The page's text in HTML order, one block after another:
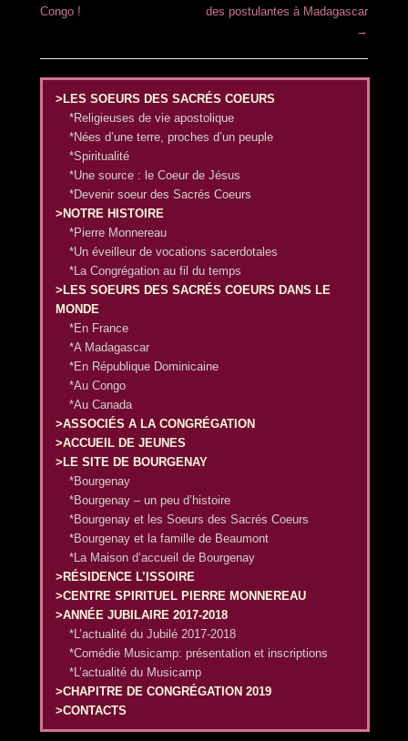
Congo !
des postulantes à Madagascar
→
>LES SOEURS DES SACRÉS COEURS
*Religieuses de vie apostolique
*Nées d’une terre, proches d’un peuple
*Spiritualité
*Une source : le Coeur de Jésus
*Devenir soeur des Sacrés Coeurs
>NOTRE HISTOIRE
*Pierre Monnereau
*Un éveilleur de vocations sacerdotales
*La Congrégation au fil du temps
>LES SOEURS DES SACRÉS COEURS DANS LE
MONDE
*En France
*A Madagascar
*En République Dominicaine
*Au Congo
*Au Canada
>ASSOCIÉS A LA CONGRÉGATION
>ACCUEIL DE JEUNES
>LE SITE DE BOURGENAY
*Bourgenay
*Bourgenay – un peu d’histoire
*Bourgenay et les Soeurs des Sacrés Coeurs
*Bourgenay et la famille de Beaumont
*La Maison d’accueil de Bourgenay
>RÉSIDENCE L’ISSOIRE
>CENTRE SPIRITUEL PIERRE MONNEREAU
>ANNÉE JUBILAIRE 2017-2018
*L’actualité du Jubilé 2017-2018
*Comédie Musicamp: présentation et inscriptions
*L’actualité du Musicamp
>CHAPITRE DE CONGRÉGATION 2019
>CONTACTS